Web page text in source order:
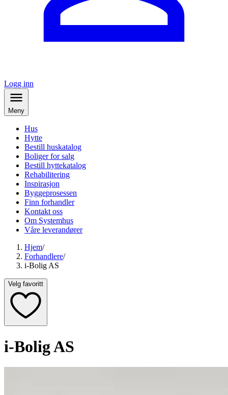
Logg inn
Meny
Hus
Hytte
Bestill huskatalog
Boliger for salg
Bestill hyttekatalog
Rehabilitering
Inspirasjon
Byggeprosessen
Finn forhandler
Kontakt oss
Om Systemhus
Våre leverandører
Hjem/
Forhandlere/
i-Bolig AS
Velg favoritt
i-Bolig AS